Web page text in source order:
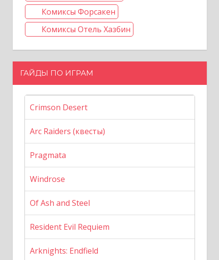
Комиксы Форсакен
Комиксы Отель Хазбин
ГАЙДЫ ПО ИГРАМ
Crimson Desert
Arc Raiders (квесты)
Pragmata
Windrose
Of Ash and Steel
Resident Evil Requiem
Arknights: Endfield